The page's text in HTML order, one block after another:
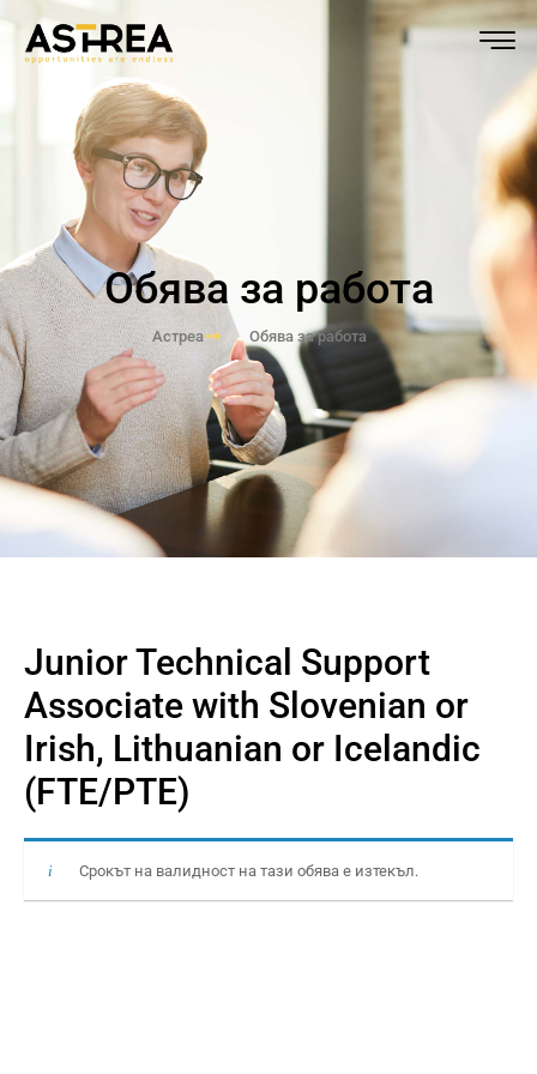
Обява за работа
Астреа Обява за работа
Junior Technical Support
Associate with Slovenian or
Irish, Lithuanian or Icelandic
(FTE/PTE)
Срокът на валидност на тази обява е изтекъл.